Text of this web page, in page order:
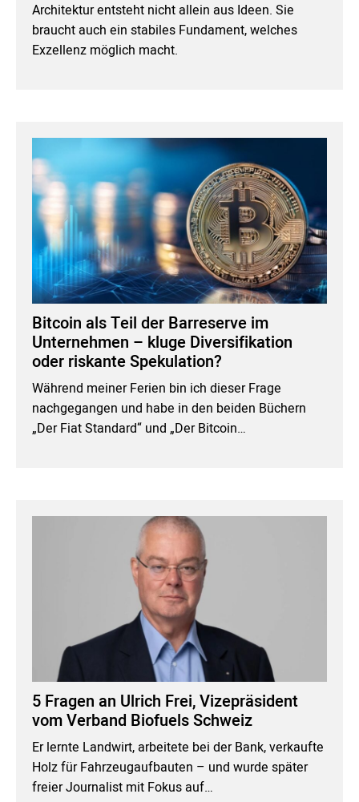
Architektur entsteht nicht allein aus Ideen. Sie
braucht auch ein stabiles Fundament, welches
Exzellenz möglich macht.
Bitcoin als Teil der Barreserve im
Unternehmen – kluge Diversifikation
oder riskante Spekulation?
Während meiner Ferien bin ich dieser Frage
nachgegangen und habe in den beiden Büchern
„Der Fiat Standard“ und „Der Bitcoin…
5 Fragen an Ulrich Frei, Vizepräsident
vom Verband Biofuels Schweiz
Er lernte Landwirt, arbeitete bei der Bank, verkaufte
Holz für Fahrzeugaufbauten – und wurde später
freier Journalist mit Fokus auf…